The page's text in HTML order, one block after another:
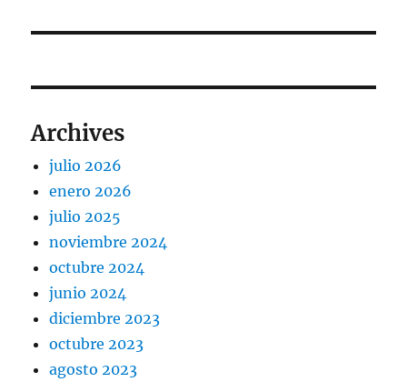
Archives
julio 2026
enero 2026
julio 2025
noviembre 2024
octubre 2024
junio 2024
diciembre 2023
octubre 2023
agosto 2023